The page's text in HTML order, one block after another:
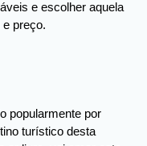
e escolher aquela
preço.
popularmente por
turístico desta